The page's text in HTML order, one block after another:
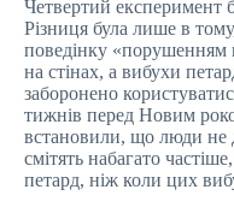
Четвертий експеримент
Різниця була лише в
поведінку
на стінах, а вибухи
заборонено
тижнів перед Новим
встановили, що люди не
смітять набагато
петард, ніж коли цих